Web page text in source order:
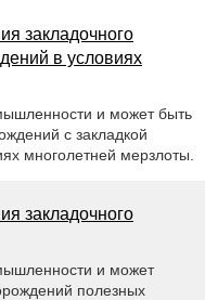
закладочного
в условиях
и может быть
с закладкой
многолетней мерзлоты.
закладочного
и может
полезных